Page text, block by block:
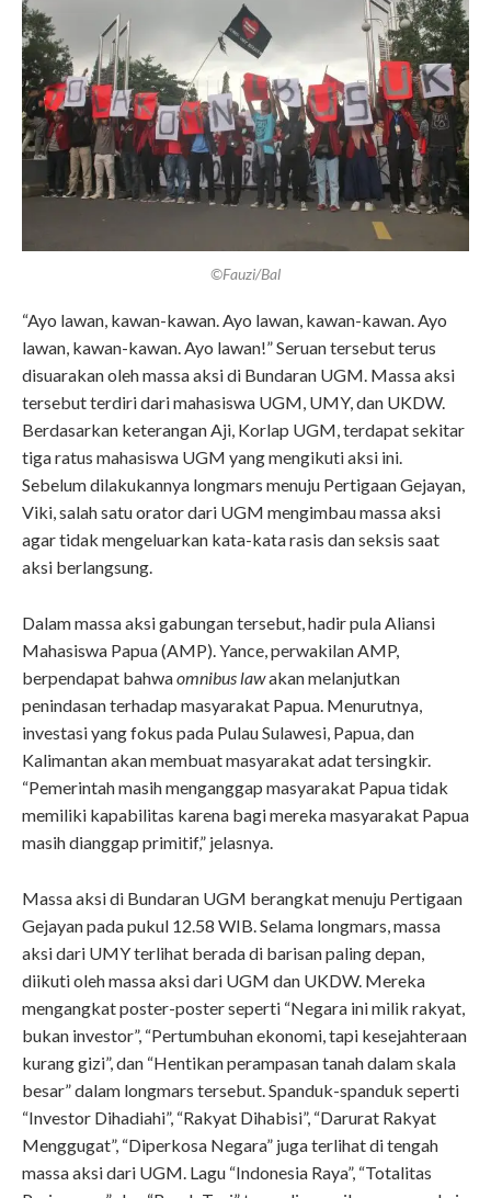
©Fauzi/Bal
“Ayo lawan, kawan-kawan. Ayo lawan, kawan-kawan. Ayo
lawan, kawan-kawan. Ayo lawan!” Seruan tersebut terus
disuarakan oleh massa aksi di Bundaran UGM. Massa aksi
tersebut terdiri dari mahasiswa UGM, UMY, dan UKDW.
Berdasarkan keterangan Aji, Korlap UGM, terdapat sekitar
tiga ratus mahasiswa UGM yang mengikuti aksi ini.
Sebelum dilakukannya longmars menuju Pertigaan Gejayan,
Viki, salah satu orator dari UGM mengimbau massa aksi
agar tidak mengeluarkan kata-kata rasis dan seksis saat
aksi berlangsung.
Dalam massa aksi gabungan tersebut, hadir pula Aliansi
Mahasiswa Papua (AMP). Yance, perwakilan AMP,
berpendapat bahwaomnibus lawakan melanjutkan
penindasan terhadap masyarakat Papua. Menurutnya,
investasi yang fokus pada Pulau Sulawesi, Papua, dan
Kalimantan akan membuat masyarakat adat tersingkir.
“Pemerintah masih menganggap masyarakat Papua tidak
memiliki kapabilitas karena bagi mereka masyarakat Papua
masih dianggap primitif,” jelasnya.
Massa aksi di Bundaran UGM berangkat menuju Pertigaan
Gejayan pada pukul 12.58 WIB. Selama longmars, massa
aksi dari UMY terlihat berada di barisan paling depan,
diikuti oleh massa aksi dari UGM dan UKDW. Mereka
mengangkat poster-poster seperti “Negara ini milik rakyat,
bukan investor”, “Pertumbuhan ekonomi, tapi kesejahteraan
kurang gizi”, dan “Hentikan perampasan tanah dalam skala
besar” dalam longmars tersebut. Spanduk-spanduk seperti
“Investor Dihadiahi”, “Rakyat Dihabisi”, “Darurat Rakyat
Menggugat”, “Diperkosa Negara” juga terlihat di tengah
massa aksi dari UGM. Lagu “Indonesia Raya”, “Totalitas